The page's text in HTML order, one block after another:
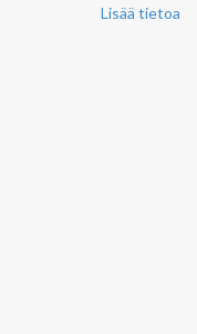
Lisää tietoa